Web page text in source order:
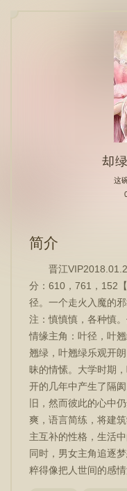
却
这
简介
晋江
分：610，761，152
径。一个走火入魔的
注：慎慎慎，各种慎
情缘主角：叶径，叶
翘绿，叶翘绿乐观开
昧的情愫。大学时期
开的几年中产生了隔
旧，然而彼此的心中
爽，语言简练，将建
主互补的性格，生活
同时，男女主角追逐
粹得像把人世间的感